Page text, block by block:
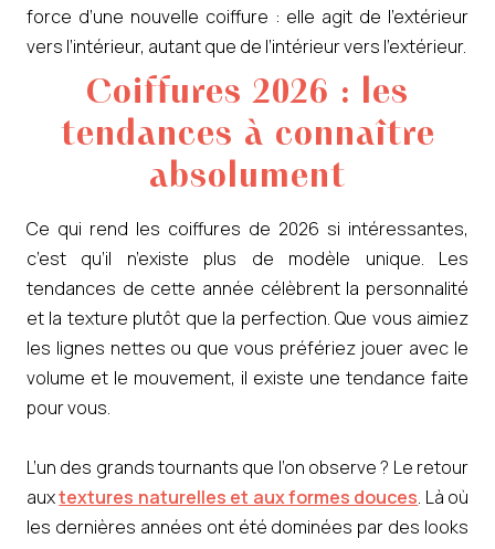
force d’une nouvelle coiffure : elle agit de l’extérieur
vers l’intérieur, autant que de l’intérieur vers l’extérieur.
Coiffures 2026 : les
tendances à connaître
absolument
Ce qui rend les coiffures de 2026 si intéressantes,
c’est qu’il n’existe plus de modèle unique. Les
tendances de cette année célèbrent la personnalité
et la texture plutôt que la perfection. Que vous aimiez
les lignes nettes ou que vous préfériez jouer avec le
volume et le mouvement, il existe une tendance faite
pour vous.
L’un des grands tournants que l’on observe ? Le retour
auxtextures naturelles et aux formes douces. Là où
les dernières années ont été dominées par des looks